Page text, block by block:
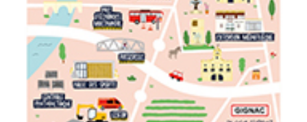
Référence
AFFINER LES CRITÈRES
TERRASSE PARKING PISCINE